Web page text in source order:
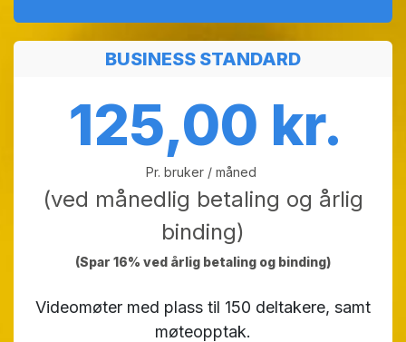
BUSINESS STANDARD
125,00 kr.
Pr. bruker / måned
(ved månedlig betaling og årlig
binding)
(Spar 16% ved årlig betaling og binding)
Videomøter med plass til 150 deltakere, samt
møteopptak.